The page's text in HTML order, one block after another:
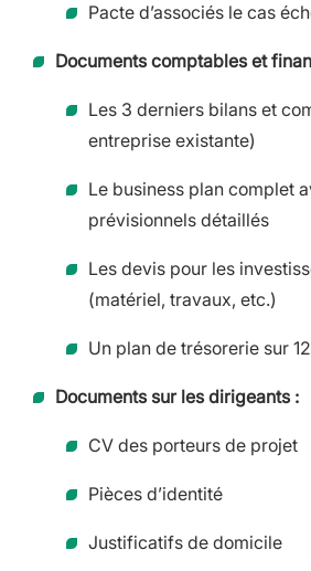
Pacte d’associés le cas
Documents comptables et
Les 3 derniers bilans et
entreprise existante)
Le business plan complet
prévisionnels détaillés
Les devis pour les
(matériel, travaux, etc.)
Un plan de trésorerie sur
Documents sur les dirigeants :
CV des porteurs de projet
Pièces d’identité
Justificatifs de domicile